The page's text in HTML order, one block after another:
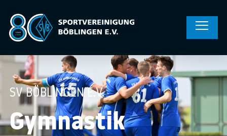
SV BÖBLINGEN E.V.
Gymnastik